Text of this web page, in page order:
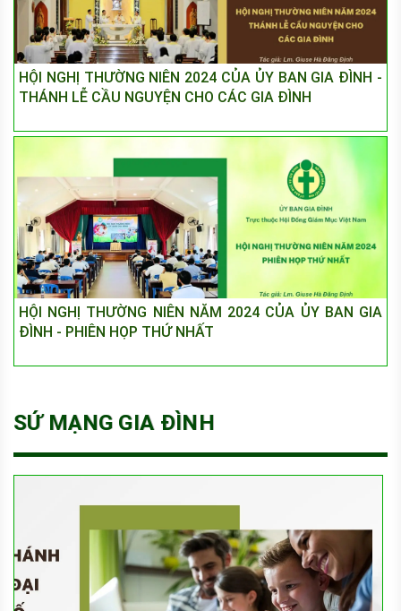
HỘI NGHỊ THƯỜNG NIÊN 2024 CỦA ỦY BAN GIA ĐÌNH -
THÁNH LỄ CẦU NGUYỆN CHO CÁC GIA ĐÌNH
HỘI NGHỊ THƯỜNG NIÊN NĂM 2024 CỦA ỦY BAN GIA
ĐÌNH - PHIÊN HỌP THỨ NHẤT
SỨ MẠNG GIA ĐÌNH